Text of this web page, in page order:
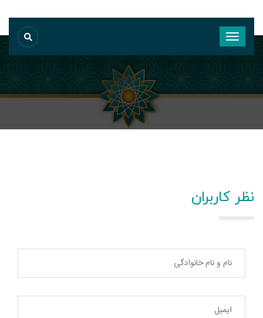
نظر کاربران